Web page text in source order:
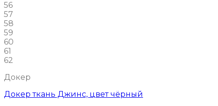
56
57
58
59
60
61
62
Докер
Докер ткань Джинс, цвет чёрный